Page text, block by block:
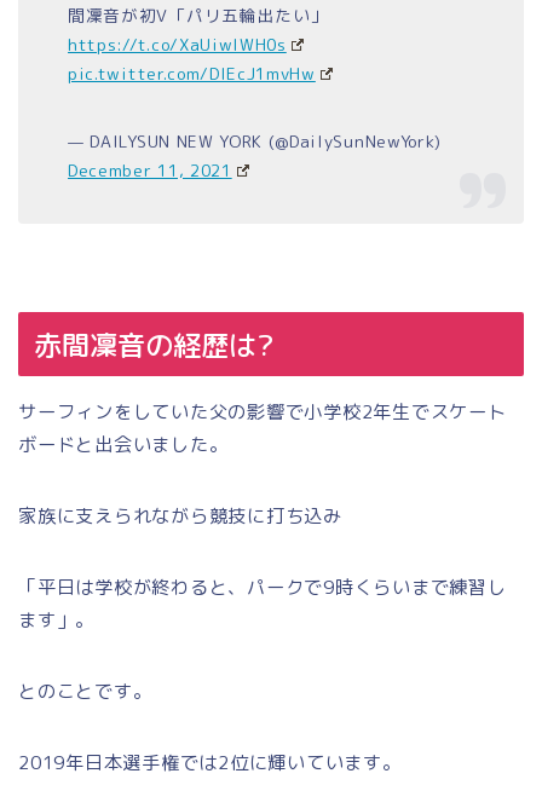
間凜音が初V「パリ五輪出たい」
https://t.co/XaUiwlWH0s
pic.twitter.com/DIEcJ1mvHw
— DAILYSUN NEW YORK (@DailySunNewYork)
December 11, 2021
赤間凜音の経歴は?
サーフィンをしていた父の影響で小学校2年生でスケート
ボードと出会いました。
家族に支えられながら競技に打ち込み
「平日は学校が終わると、パークで9時くらいまで練習し
ます」。
とのことです。
2019年日本選手権では2位に輝いています。